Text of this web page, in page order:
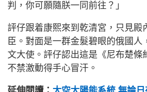
判，你可願隨朕一同前往？」
評仔跟着康熙來到乾清宮，只見殿
臣。對面是一群金髮碧眼的俄國人
文大使。評仔認出這是《尼布楚條
不禁激動得手心冒汗。